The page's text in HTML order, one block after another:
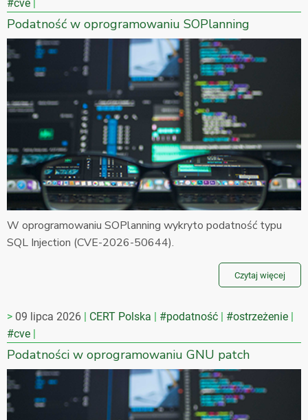
#cve
Podatność w oprogramowaniu SOPlanning
W oprogramowaniu SOPlanning wykryto podatność typu
SQL Injection (CVE-2026-50644).
Czytaj więcej
09 lipca 2026 CERT Polska #podatność
#ostrzeżenie
#cve
Podatności w oprogramowaniu GNU patch